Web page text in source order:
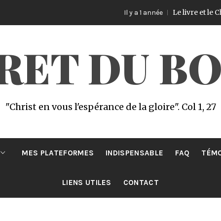
Il y a 1 année Le livre et le
DU
"Christ en vous l'espérance de la gloire". Col 1, 27
MES PLATEFORMES INDISPENSABLE FAQ
LIENS UTILES CONTACT